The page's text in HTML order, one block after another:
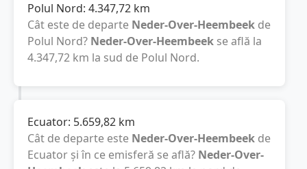
Polul Nord: 4.347,72 km
Cât este de departe Neder-Over-Heembeek de
Polul Nord? Neder-Over-Heembeek se află la
4.347,72 km la sud de Polul Nord.
Ecuator: 5.659,82 km
Cât de departe este Neder-Over-Heembeek de
Ecuator și în ce emisferă se află? Neder-Over-